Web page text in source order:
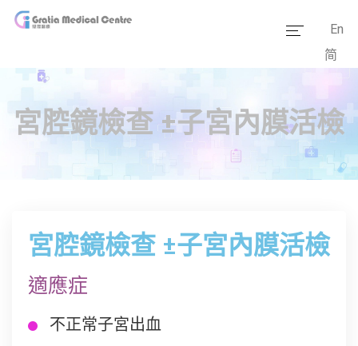
服務範疇
傳媒報道
En
简
宮腔鏡檢查 ±子宮內膜活檢
宮腔鏡檢查 ±子宮內膜活檢
適應症
不正常子宮出血